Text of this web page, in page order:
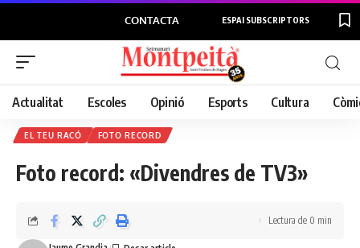
CONTACTA ESPAI SUBSCRIPTORS
Actualitat Escoles Opinió Esports Cultura
EL TEU RACÓ FOTO RECORD
Foto record: «Divendres de TV3»
Lectura de 0 min